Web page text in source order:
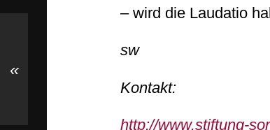
– wird die Laudatio
sw
Kontakt:
http://www.stiftung-
«